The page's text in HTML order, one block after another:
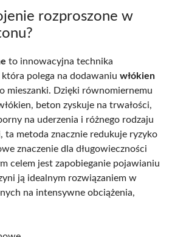
rozproszone w
to innowacyjna technika
polega na dodawaniu włókien
mieszanki. Dzięki równomiernemu
beton zyskuje na trwałości,
na uderzenia i różnego rodzaju
ta metoda znacznie redukuje ryzyko
znaczenie dla długowieczności
celem jest zapobieganie pojawianiu
ją idealnym rozwiązaniem w
na intensywne obciążenia,